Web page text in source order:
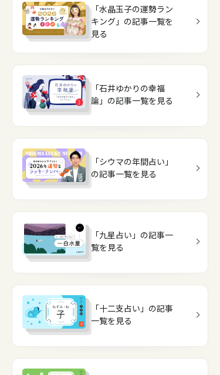
「水晶玉子の運勢ラン
キング」の記事一覧を
見る
「石井ゆかりの幸福
論」の記事一覧を見る
「シウマの年間占い」
の記事一覧を見る
「九星占い」の記事一
覧を見る
「十二支占い」の記事
一覧を見る